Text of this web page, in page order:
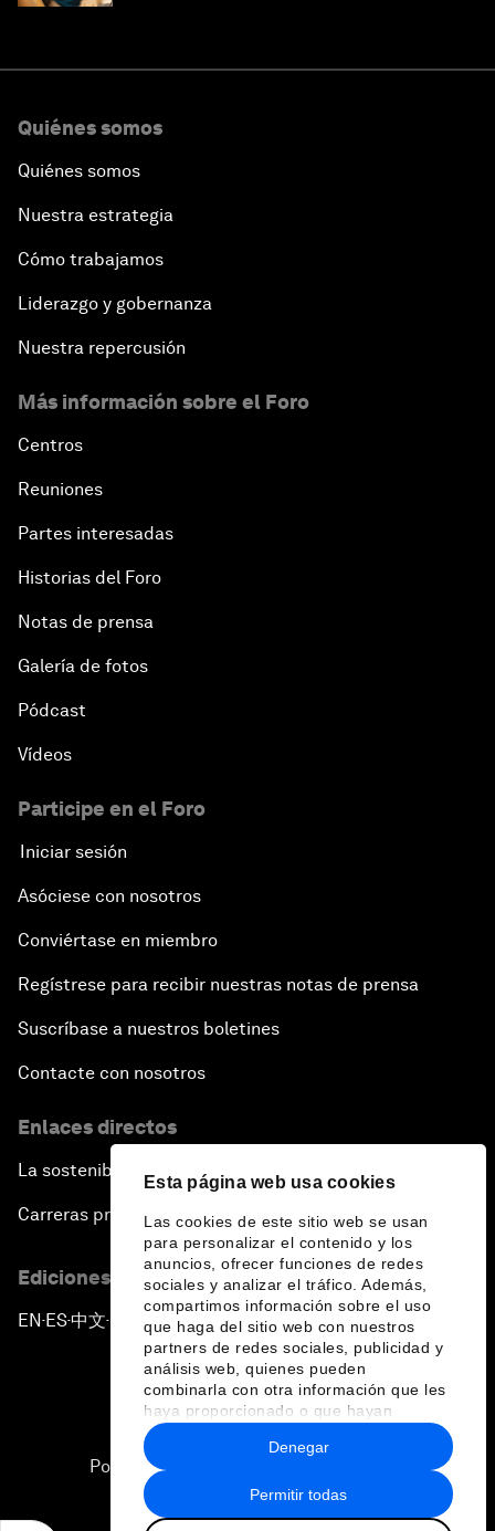
Esta página web usa cookies
Las cookies de este sitio web se usan
para personalizar el contenido y los
anuncios, ofrecer funciones de redes
sociales y analizar el tráfico. Además,
compartimos información sobre el uso
que haga del sitio web con nuestros
partners de redes sociales, publicidad y
análisis web, quienes pueden
combinarla con otra información que les
haya proporcionado o que hayan
recopilado a partir del uso que haya
hecho de sus servicios.
Permitir todas
Denegar
Quiénes somos
Quiénes somos
Nuestra estrategia
Cómo trabajamos
Liderazgo y gobernanza
Nuestra repercusión
Más información sobre el Foro
Centros
Reuniones
Partes interesadas
Historias del Foro
Notas de prensa
Galería de fotos
Pódcast
Vídeos
Participe en el Foro
Iniciar sesión
Asóciese con nosotros
Conviértase en miembro
Regístrese para recibir nuestras notas de prensa
Suscríbase a nuestros boletines
Contacte con nosotros
Enlaces directos
La sostenibilidad en el Foro
Carreras profesionales
Ediciones en otros idiomas
EN ▪ES▪中文▪ 日本語
Política de privacidad y normas de uso
Sitemap